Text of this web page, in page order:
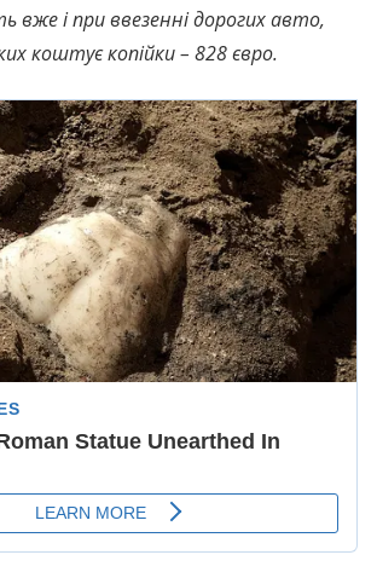
вже і при ввезенні дорогих авто,
коштує копійки – 828 євро.